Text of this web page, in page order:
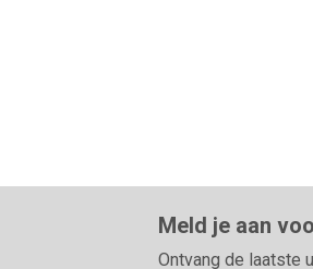
Meld je aan
Ontvang de laatste